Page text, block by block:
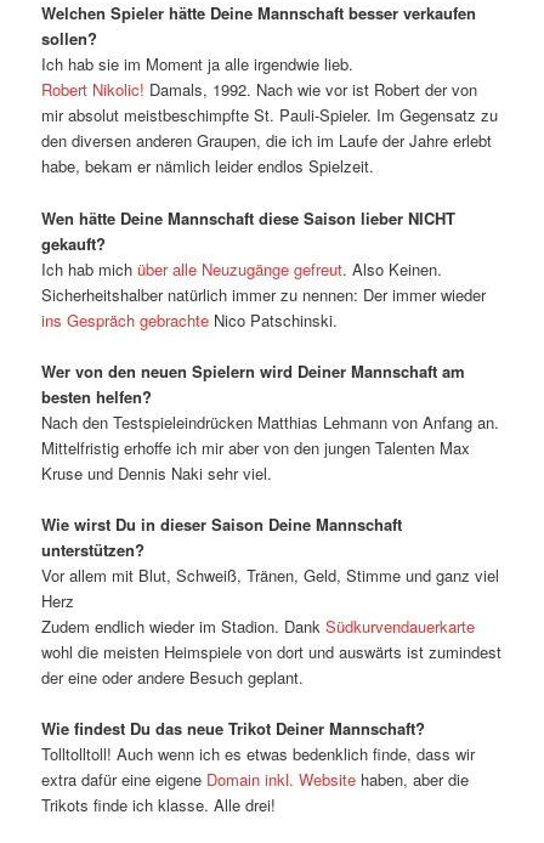
Welchen Spieler hätte Deine Mannschaft besser verkaufen
sollen?
Ich hab sie im Moment ja alle irgendwie lieb.
Robert Nikolic! Damals, 1992. Nach wie vor ist Robert der von
mir absolut meistbeschimpfte St. Pauli-Spieler. Im Gegensatz zu
den diversen anderen Graupen, die ich im Laufe der Jahre erlebt
habe, bekam er nämlich leider endlos Spielzeit.
Wen hätte Deine Mannschaft diese Saison lieber NICHT
gekauft?
Ich hab michüber alle Neuzugänge gefreut. Also Keinen.
Sicherheitshalber natürlich immer zu nennen: Der immer wieder
ins Gespräch gebrachte Nico Patschinski.
Wer von den neuen Spielern wird Deiner Mannschaft am
besten helfen?
Nach den Testspieleindrücken Matthias Lehmann von Anfang an.
Mittelfristig erhoffe ich mir aber von den jungen Talenten Max
Kruse und Dennis Naki sehr viel.
Wie wirst Du in dieser Saison Deine Mannschaft
unterstützen?
Vor allem mit Blut, Schweiß, Tränen, Geld, Stimme und ganz viel
Herz
Zudem endlich wieder im Stadion. DankSüdkurvendauerkarte
wohl die meisten Heimspiele von dort und auswärts ist zumindest
der eine oder andere Besuch geplant.
Wie findest Du das neue Trikot Deiner Mannschaft?
Tolltolltoll! Auch wenn ich es etwas bedenklich finde, dass wir
extra dafür eine eigene Domain inkl. Website haben, aber die
Trikots finde ich klasse. Alle drei!